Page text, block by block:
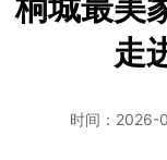
走
时间：2026-